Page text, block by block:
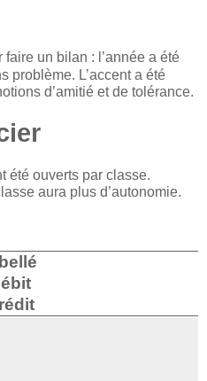
un bilan : l’année a été
problème. L’accent a été
d’amitié et de tolérance.
été ouverts par classe.
aura plus d’autonomie.